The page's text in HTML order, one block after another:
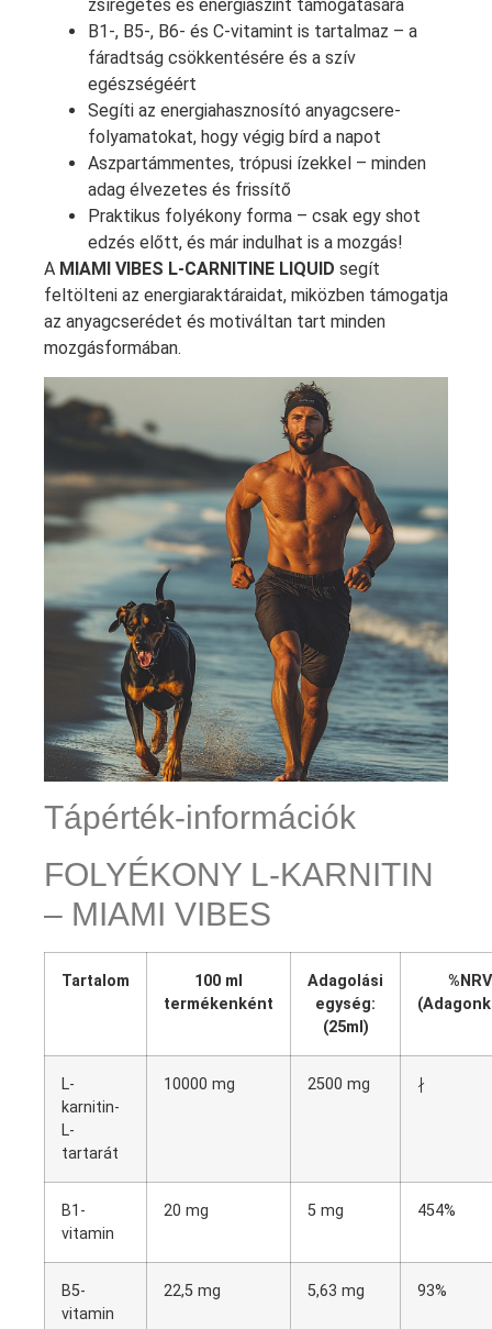
zsírégetés és energiaszint támogatására
B1-, B5-, B6- és C-vitamint is tartalmaz – a
fáradtság csökkentésére és a szív
egészségéért
Segíti az energiahasznosító anyagcsere-
folyamatokat, hogy végig bírd a napot
Aszpartámmentes, trópusi ízekkel – minden
adag élvezetes és frissítő
Praktikus folyékony forma – csak egy shot
edzés előtt, és már indulhat is a mozgás!
A MIAMI VIBES L-CARNITINE LIQUID segít
feltölteni az energiaraktáraidat, miközben támogatja
az anyagcserédet és motiváltan tart minden
mozgásformában.
Tápérték-információk
FOLYÉKONY L-KARNITIN
– MIAMI VIBES
Tartalom
100 ml
termékenként
Adagolási
egység:
(25ml)
%NRV
L-
karnitin-
L-
tartarát
10000 mg 2500 mg ∤
B1-
vitamin
20 mg 5 mg 454%
B5-
vitamin
22,5 mg 5,63 mg 93%